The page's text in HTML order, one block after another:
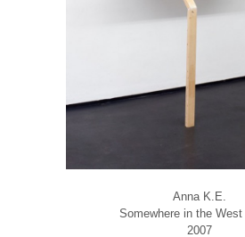
Anna K.E.
Somewhere in the
2007